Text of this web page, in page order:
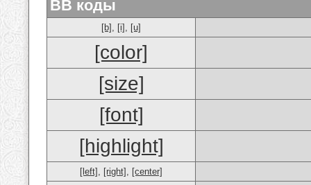
BB коды
[b] , [i] , [u]
[color]
[size]
[font]
[highlight]
[left] , [right] , [center]